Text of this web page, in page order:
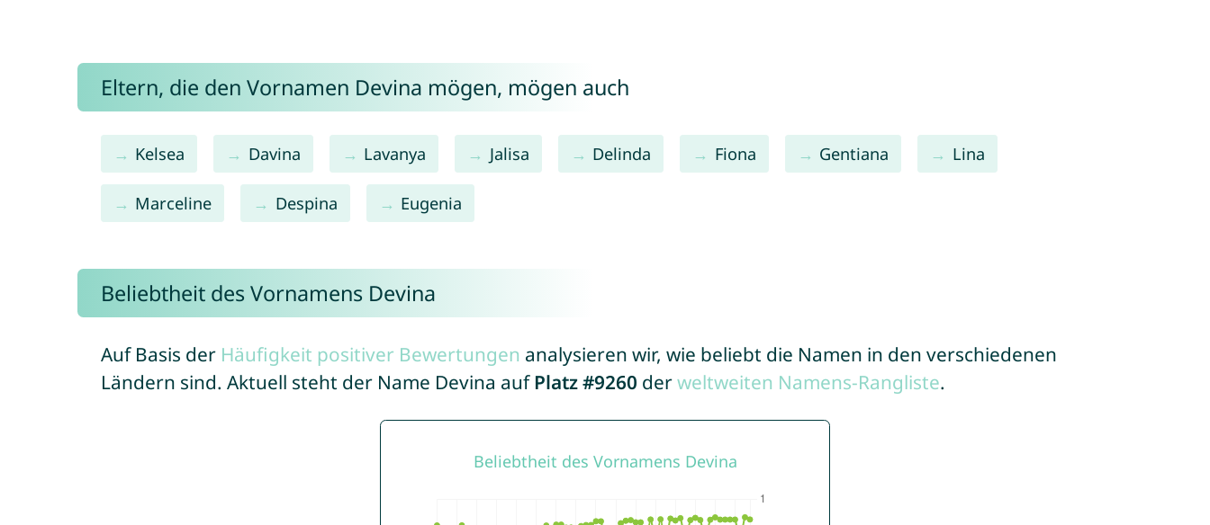
Eltern, die den Vornamen Devina mögen, mögen auch
Kelsea Davina Lavanya Jalisa Delinda Fiona Gentiana Lina
Marceline Despina Eugenia
Beliebtheit des Vornamens Devina
Auf Basis der Häufigkeit positiver Bewertungen analysieren wir, wie beliebt die Namen in den verschiedenen
Ländern sind. Aktuell steht der Name Devina auf Platz #9260 derweltweiten Namens-Rangliste.